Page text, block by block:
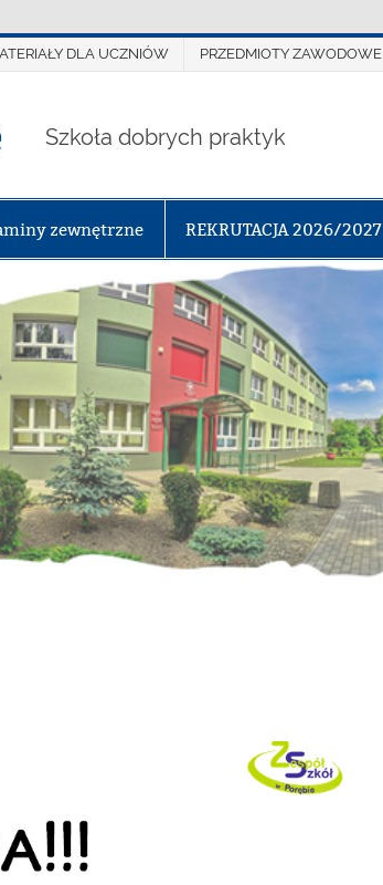
DLA UCZNIÓW PRZEDMIOTY ZAWODOWE
Szkoła dobrych praktyk
zewnętrzne REKRUTACJA 2026/2027